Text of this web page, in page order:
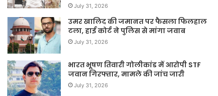
July 31, 2026
उमर खालिद की जमानत पर फैसला फिलहाल
टला, हाई कोर्ट ने पुलिस से मांगा जवाब
July 31, 2026
भारत भूषण तिवारी गोलीकांड में आरोपी STF
जवान गिरफ्तार, मामले की जांच जारी
July 31, 2026